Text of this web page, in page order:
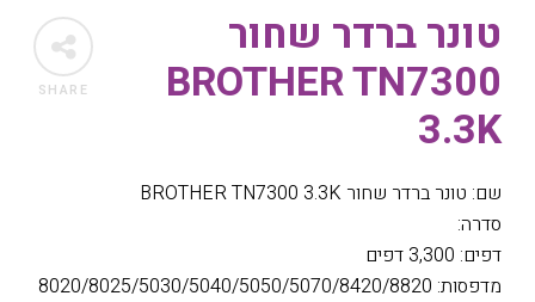
SHARE
טונר ברדר שחור
BROTHER TN7300
3.3K
שם: טונר ברדר שחור BROTHER TN7300 3.3K
סדרה:
דפים: 3,300 דפים
מדפסות: 8020/8025/5030/5040/5050/5070/8420/8820